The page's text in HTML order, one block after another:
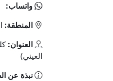
واتساب:
المنطقة:
العنوان:
العيني)
نبذة عن